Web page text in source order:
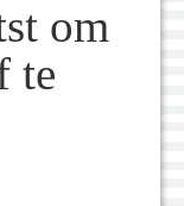
om
te